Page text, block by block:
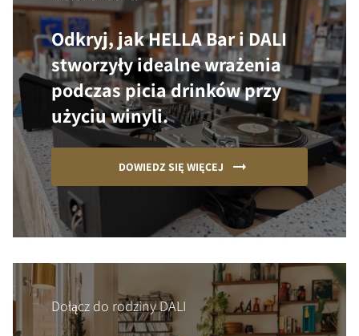
Odkryj, jak HELLA Bar i DALI
stworzyły idealne wrażenia
podczas picia drinków przy
użyciu winyli.
DOWIEDZ SIĘ WIĘCEJ
Dołącz do rodziny DALI